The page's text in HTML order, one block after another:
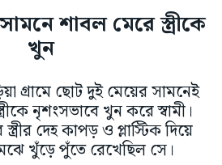
শাবল মেরে স্ত্রীকে
খুন
গ্রামে ছোট দুই মেয়ের সামনেই
নৃশংসভাবে খুন করে স্বামী।
দেহ কাপড় ও প্লাস্টিক দিয়ে
খুঁড়ে পুঁতে রেখেছিল সে।